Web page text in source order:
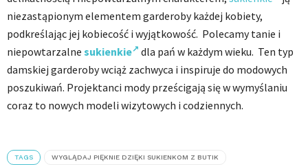
niezastąpionym elementem garderoby każdej kobiety,
podkreślając jej kobiecość i wyjątkowość. Polecamy tanie i
niepowtarzalne sukienkie
dla pań w każdym wieku. Ten typ
damskiej garderoby wciąż zachwyca i inspiruje do modowych
poszukiwań. Projektanci mody prześcigają się w wymyślaniu
coraz to nowych modeli wizytowych i codziennych.
TAGS WYGLĄDAJ PIĘKNIE DZIĘKI SUKIENKOM Z BUTIK